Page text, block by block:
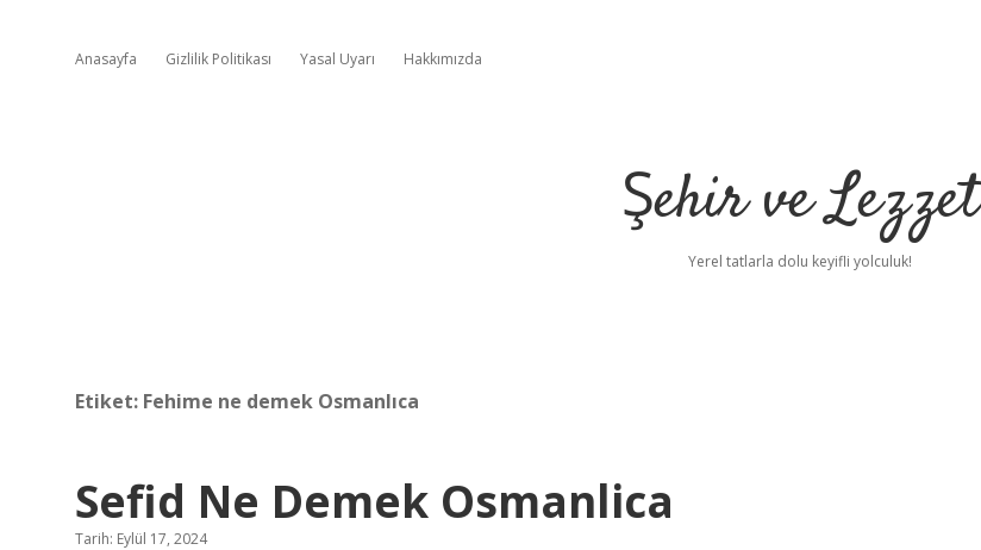
Anasayfa Gizlilik Politikası Yasal Uyarı Hakkımızda
Şehir ve Lezzet
Yerel tatlarla dolu keyifli yolculuk!
Etiket: Fehime ne demek Osmanlıca
Sefid Ne Demek Osmanlica
Tarih: Eylül 17, 2024